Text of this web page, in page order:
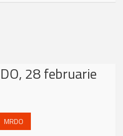
28 februarie
MRDO